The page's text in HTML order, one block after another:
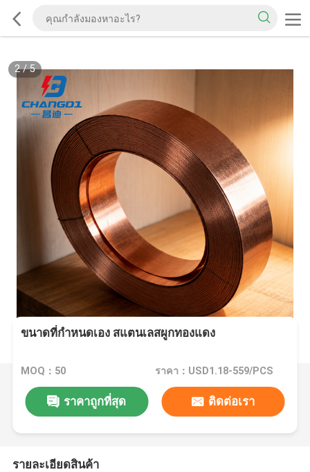
2/5
ขนาดที่กําหนดเอง สแตนเลสผูกทองแดง
MOQ：50 ราคา：USD1.18-559/PCS
ราคาถูกที่สุด ติดต่อเรา
รายละเอียดสินค้า